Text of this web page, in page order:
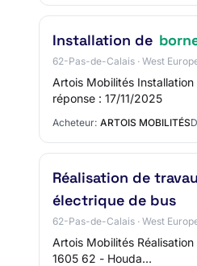
Installation de
62-Pas-de-Calais · West
Artois Mobilités
réponse : 17/11/2025
Acheteur: ARTOIS MOBILITÉS
Réalisation de
électrique de bus
62-Pas-de-Calais · West
Artois Mobilités
1605 62 - Houda…